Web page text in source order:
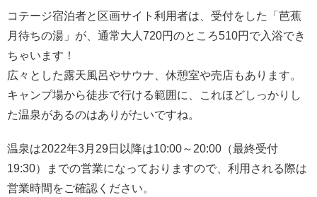
コテージ宿泊者と区画サイト利用者は、受付をした「芭蕉
月待ちの湯」が、通常大人720円のところ510円で入浴でき
ちゃいます！
広々とした露天風呂やサウナ、休憩室や売店もあります。
キャンプ場から徒歩で行ける範囲に、これほどしっかりし
た温泉があるのはありがたいですね。
温泉は2022年3月29日以降は10:00～20:00（最終受付
19:30）までの営業になっておりますので、利用される際は
営業時間をご確認ください。